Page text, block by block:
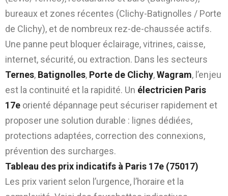
bureaux et zones récentes (Clichy-Batignolles / Porte
de Clichy), et de nombreux rez-de-chaussée actifs.
Une panne peut bloquer éclairage, vitrines, caisse,
internet, sécurité, ou extraction. Dans les secteurs
Ternes, Batignolles, Porte de Clichy,Wagram, l’enjeu
est la continuité et la rapidité. Un électricien Paris
17e orienté dépannage peut sécuriser rapidement et
proposer une solution durable : lignes dédiées,
protections adaptées, correction des connexions,
prévention des surcharges.
Tableau des prix indicatifs à Paris 17e (75017)
Les prix varient selon l’urgence, l’horaire et la